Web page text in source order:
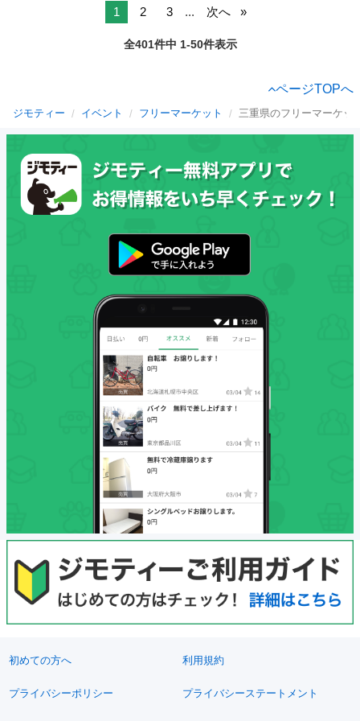
1 2 3 ... 次へ
全401件中 1-50件表示
ページTOPへ
ジモティー イベント フリーマーケット 三重県のフリーマーケッ
初めての方へ 利用規約
プライバシーポリシー プライバシーステートメント